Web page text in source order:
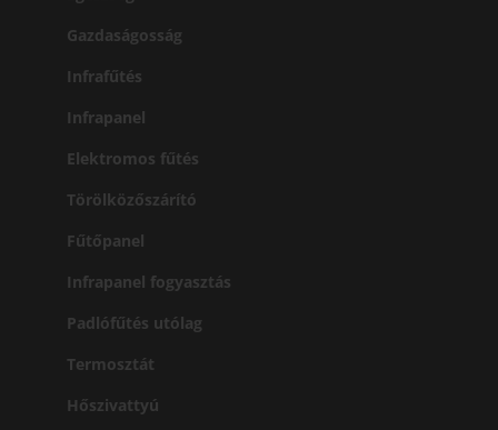
Gazdaságosság
Infrafűtés
Infrapanel
Elektromos fűtés
Törölközőszárító
Fűtőpanel
Infrapanel fogyasztás
Padlófűtés utólag
Termosztát
Hőszivattyú